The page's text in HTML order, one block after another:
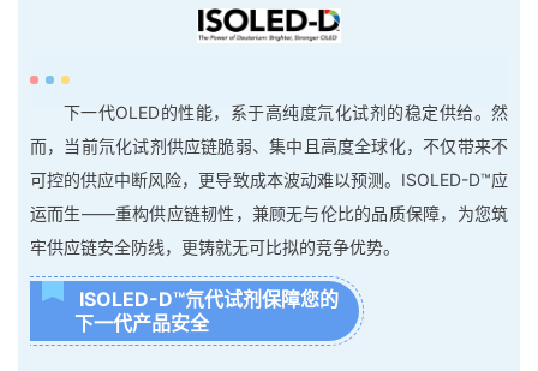
下一代OLED的性能，系于高纯度氘化试剂的稳定供给。然
而，当前氘化试剂供应链脆弱、集中且高度全球化，不仅带来不
可控的供应中断风险，更导致成本波动难以预测。ISOLED-D™应
运而生——重构供应链韧性，兼顾无与伦比的品质保障，为您筑
牢供应链安全防线，更铸就无可比拟的竞争优势。
ISOLED-D™氘代试剂保障您的
下一代产品安全